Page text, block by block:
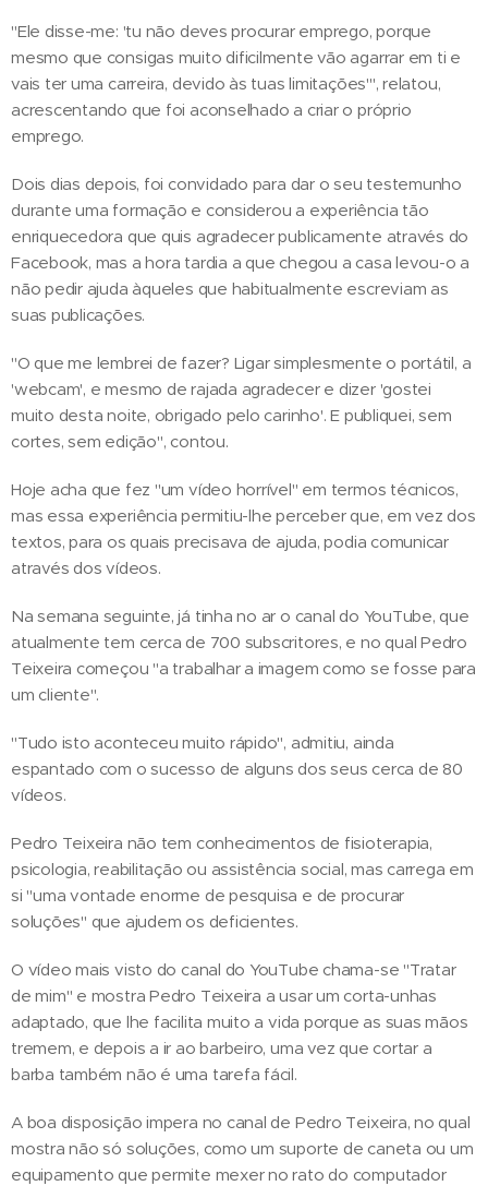
"Ele disse-me: 'tu não deves procurar emprego, porque
mesmo que consigas muito dificilmente vão agarrar em ti e
vais ter uma carreira, devido às tuas limitações'", relatou,
acrescentando que foi aconselhado a criar o próprio
emprego.
Dois dias depois, foi convidado para dar o seu testemunho
durante uma formação e considerou a experiência tão
enriquecedora que quis agradecer publicamente através do
Facebook, mas a hora tardia a que chegou a casa levou-o a
não pedir ajuda àqueles que habitualmente escreviam as
suas publicações.
"O que me lembrei de fazer? Ligar simplesmente o portátil, a
'webcam', e mesmo de rajada agradecer e dizer 'gostei
muito desta noite, obrigado pelo carinho'. E publiquei, sem
cortes, sem edição", contou.
Hoje acha que fez "um vídeo horrível" em termos técnicos,
mas essa experiência permitiu-lhe perceber que, em vez dos
textos, para os quais precisava de ajuda, podia comunicar
através dos vídeos.
Na semana seguinte, já tinha no ar o canal do YouTube, que
atualmente tem cerca de 700 subscritores, e no qual Pedro
Teixeira começou "a trabalhar a imagem como se fosse para
um cliente".
"Tudo isto aconteceu muito rápido", admitiu, ainda
espantado com o sucesso de alguns dos seus cerca de 80
vídeos.
Pedro Teixeira não tem conhecimentos de fisioterapia,
psicologia, reabilitação ou assistência social, mas carrega em
si "uma vontade enorme de pesquisa e de procurar
soluções" que ajudem os deficientes.
O vídeo mais visto do canal do YouTube chama-se "Tratar
de mim" e mostra Pedro Teixeira a usar um corta-unhas
adaptado, que lhe facilita muito a vida porque as suas mãos
tremem, e depois a ir ao barbeiro, uma vez que cortar a
barba também não é uma tarefa fácil.
A boa disposição impera no canal de Pedro Teixeira, no qual
mostra não só soluções, como um suporte de caneta ou um
equipamento que permite mexer no rato do computador